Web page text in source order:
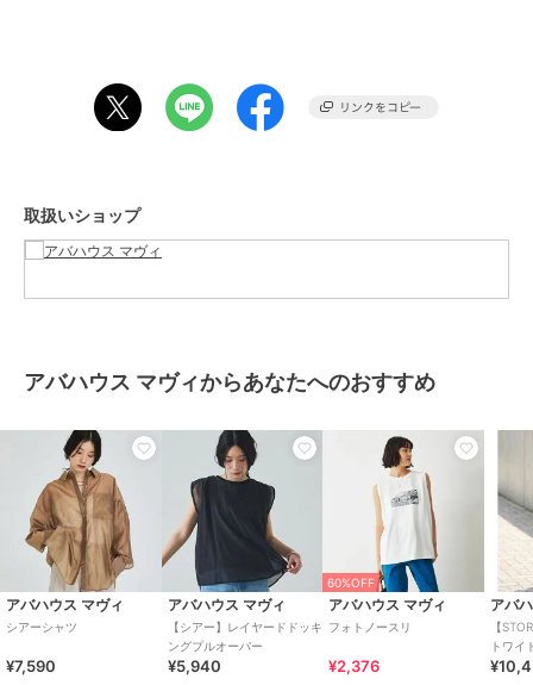
商品カテゴリ トップス ／Tシャツ・カットソ
ー
お手入れ 洗濯機可
原産国 中国
取扱いショップ
アバハウス マヴィからあなたへのおすすめ
アバハウス マヴィ
シアーシャツ
¥7,590
アバハウス マヴィ
【シアー】レイヤードドッキ
ングプルオーバー
¥5,940
60%OFF
アバハウス マヴィ
フォトノースリ
¥2,376
アバ
【
トワイ